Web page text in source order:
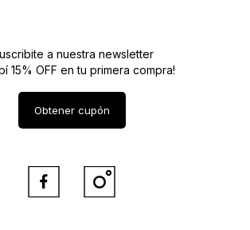
a nuestra newsletter
15% OFF en tu primera compra!
Obtener cupón
 